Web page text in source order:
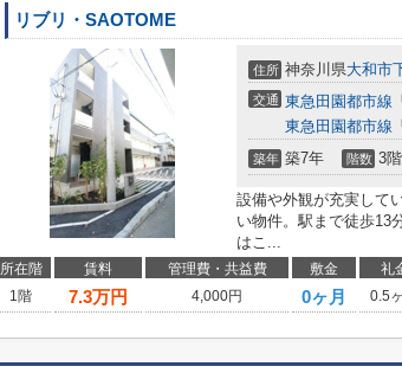
リブリ・SAOTOME
住所 神奈川県大和市
交通 東急田園都市線 「
東急田園都市線 「
築年 築7年 階数 3
設備や外観が充実して
い物件。駅まで徒歩13
はこ...
所在階 賃料 管理費・共益費 敷金 礼
1階
7.3万円 4,000円 0ヶ月 0.5